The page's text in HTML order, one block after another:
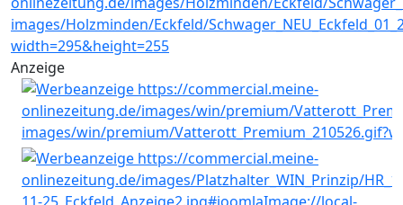
Anzeige